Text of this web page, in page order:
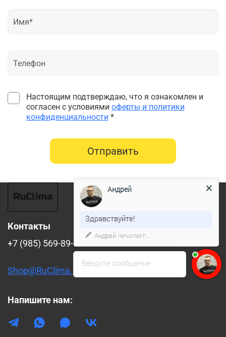
Настоящим подтверждаю, что я ознакомлен и
согласен с условиями оферты и политики
конфиденциальности *
Отправить
Контакты
+7 (985) 569-89-88
Shop@RuClima.ru
Напишите нам:
Введите сообщение
Андрей
Здравствуйте!
Андрей печатает...